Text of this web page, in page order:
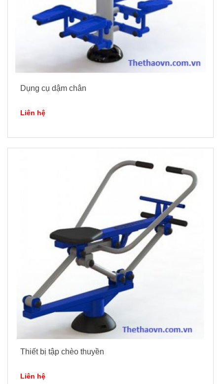
Dụng cụ dậm chân
Liên hệ
Thiết bị tập chèo thuyền
Liên hệ